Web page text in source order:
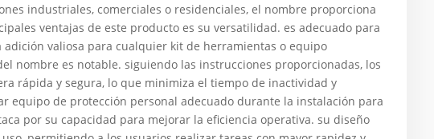
industriales, comerciales o residenciales, el nombre proporciona
ventajas de este producto es su versatilidad. es adecuado para
valiosa para cualquier kit de herramientas o equipo
nombre es notable. siguiendo las instrucciones proporcionadas, los
rápida y segura, lo que minimiza el tiempo de inactividad y
equipo de protección personal adecuado durante la instalación para
por su capacidad para mejorar la eficiencia operativa. su diseño